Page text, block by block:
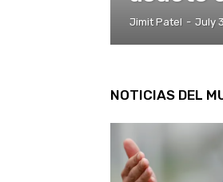
Jimit Patel - July
NOTICIAS DEL